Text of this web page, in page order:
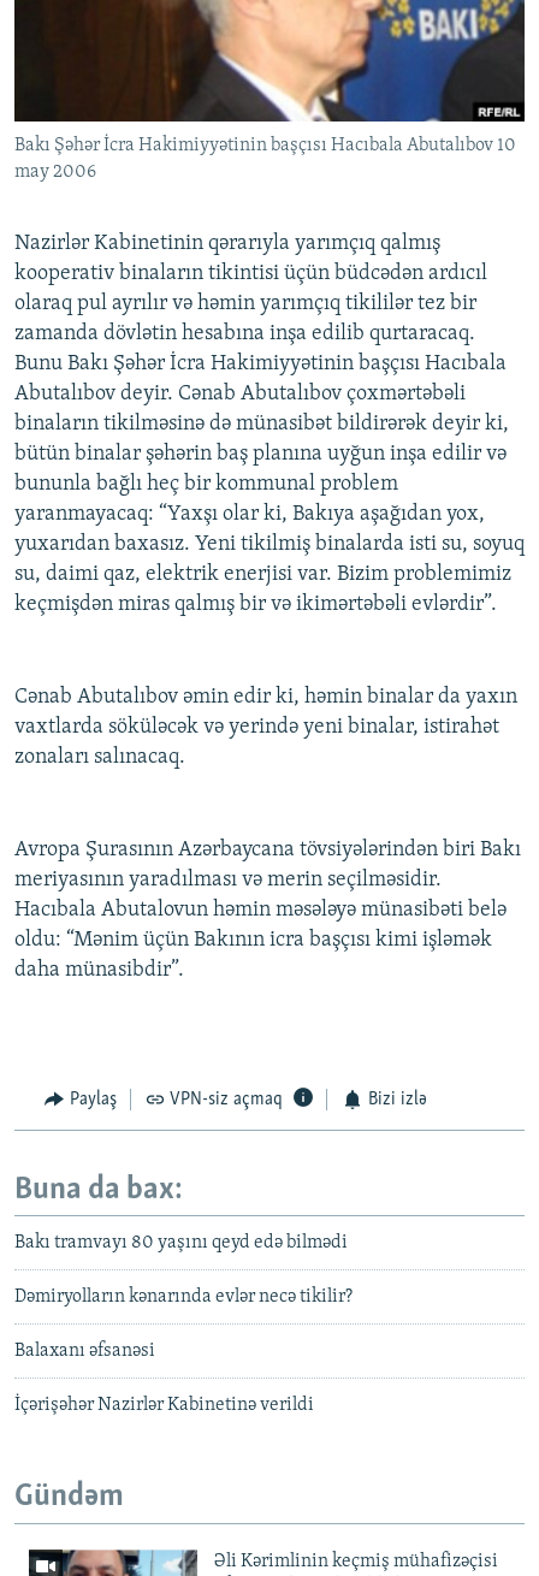
AZƏRBAYCAN ƏDƏBIYYATI KITABXANASI
PEŞƏ ETIKASI VƏ JURNALISTIKA STANDARTLARIMIZ
AZADLIQRADIOSU MOBIL TELEFONUNUZDA
XƏBƏR BÜLLETENLƏRIMIZ
RFE/RL-in bütün saytları
Bakı Şəhər İcra Hakimiyyətinin başçısı Hacıbala Abutalıbov 10
may 2006
Nazirlər Kabinetinin qərarıyla yarımçıq qalmış
kooperativ binaların tikintisi üçün büdcədən ardıcıl
olaraq pul ayrılır və həmin yarımçıq tikililər tez bir
zamanda dövlətin hesabına inşa edilib qurtaracaq.
Bunu Bakı Şəhər İcra Hakimiyyətinin başçısı Hacıbala
Abutalıbov deyir. Cənab Abutalıbov çoxmərtəbəli
binaların tikilməsinə də münasibət bildirərək deyir ki,
bütün binalar şəhərin baş planına uyğun inşa edilir və
bununla bağlı heç bir kommunal problem
yaranmayacaq: “Yaxşı olar ki, Bakıya aşağıdan yox,
yuxarıdan baxasız. Yeni tikilmiş binalarda isti su, soyuq
su, daimi qaz, elektrik enerjisi var. Bizim problemimiz
keçmişdən miras qalmış bir və ikimərtəbəli evlərdir”.
Cənab Abutalıbov əmin edir ki, həmin binalar da yaxın
vaxtlarda söküləcək və yerində yeni binalar, istirahət
zonaları salınacaq.
Avropa Şurasının Azərbaycana tövsiyələrindən biri Bakı
meriyasının yaradılması və merin seçilməsidir.
Hacıbala Abutalovun həmin məsələyə münasibəti belə
oldu: “Mənim üçün Bakının icra başçısı kimi işləmək
daha münasibdir”.
Paylaş VPN-siz açmaq Bizi izlə
Buna da bax:
Bakı tramvayı 80 yaşını qeyd edə bilmədi
Dəmiryolların kənarında evlər necə tikilir?
Balaxanı əfsanəsi
İçərişəhər Nazirlər Kabinetinə verildi
Gündəm
Əli Kərimlinin keçmiş mühafizəçisi